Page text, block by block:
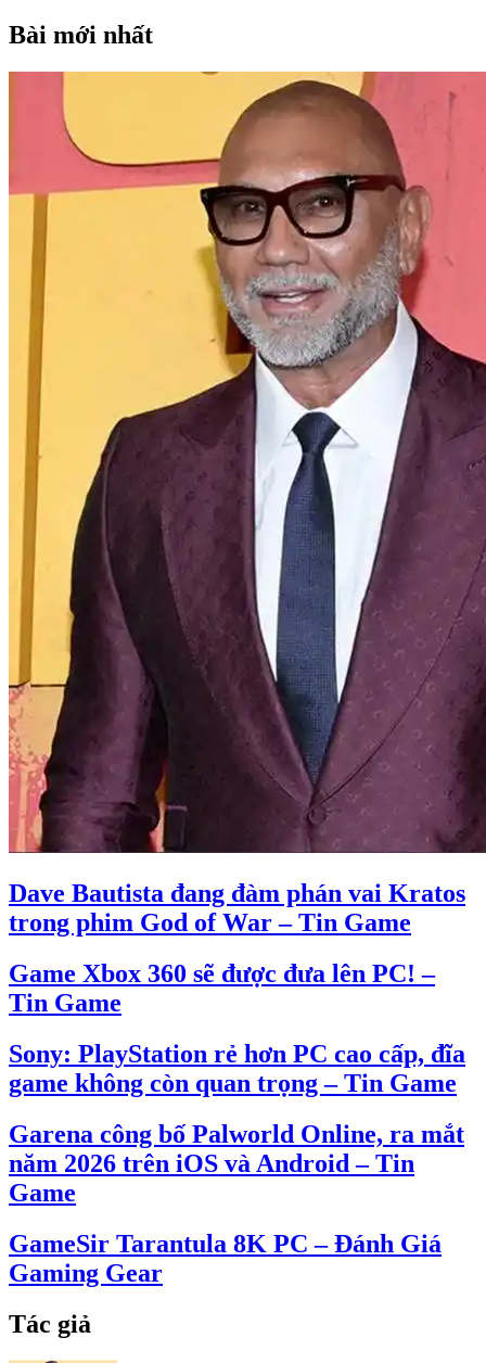
Bài mới nhất
Dave Bautista đang đàm phán vai Kratos
trong phim God of War – Tin Game
Game Xbox 360 sẽ được đưa lên PC! –
Tin Game
Sony: PlayStation rẻ hơn PC cao cấp, đĩa
game không còn quan trọng – Tin Game
Garena công bố Palworld Online, ra mắt
năm 2026 trên iOS và Android – Tin
Game
GameSir Tarantula 8K PC – Đánh Giá
Gaming Gear
Tác giả